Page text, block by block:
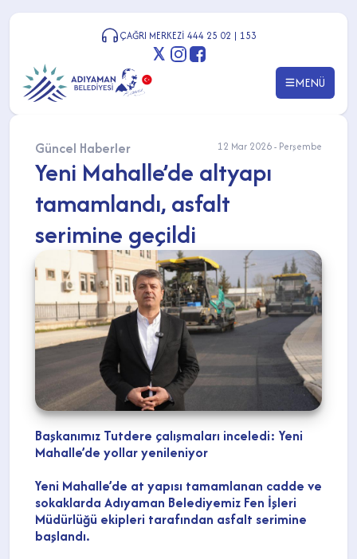
ÇAĞRI MERKEZİ 444 25 02 | 153
MENÜ
Güncel Haberler 12 Mar 2026 - Perşembe
Yeni Mahalle’de altyapı
tamamlandı, asfalt
serimine geçildi
Başkanımız Tutdere çalışmaları inceledi: Yeni
Mahalle’de yollar yenileniyor
Yeni Mahalle’de at yapısı tamamlanan cadde ve
sokaklarda Adıyaman Belediyemiz Fen İşleri
Müdürlüğü ekipleri tarafından asfalt serimine
başlandı.